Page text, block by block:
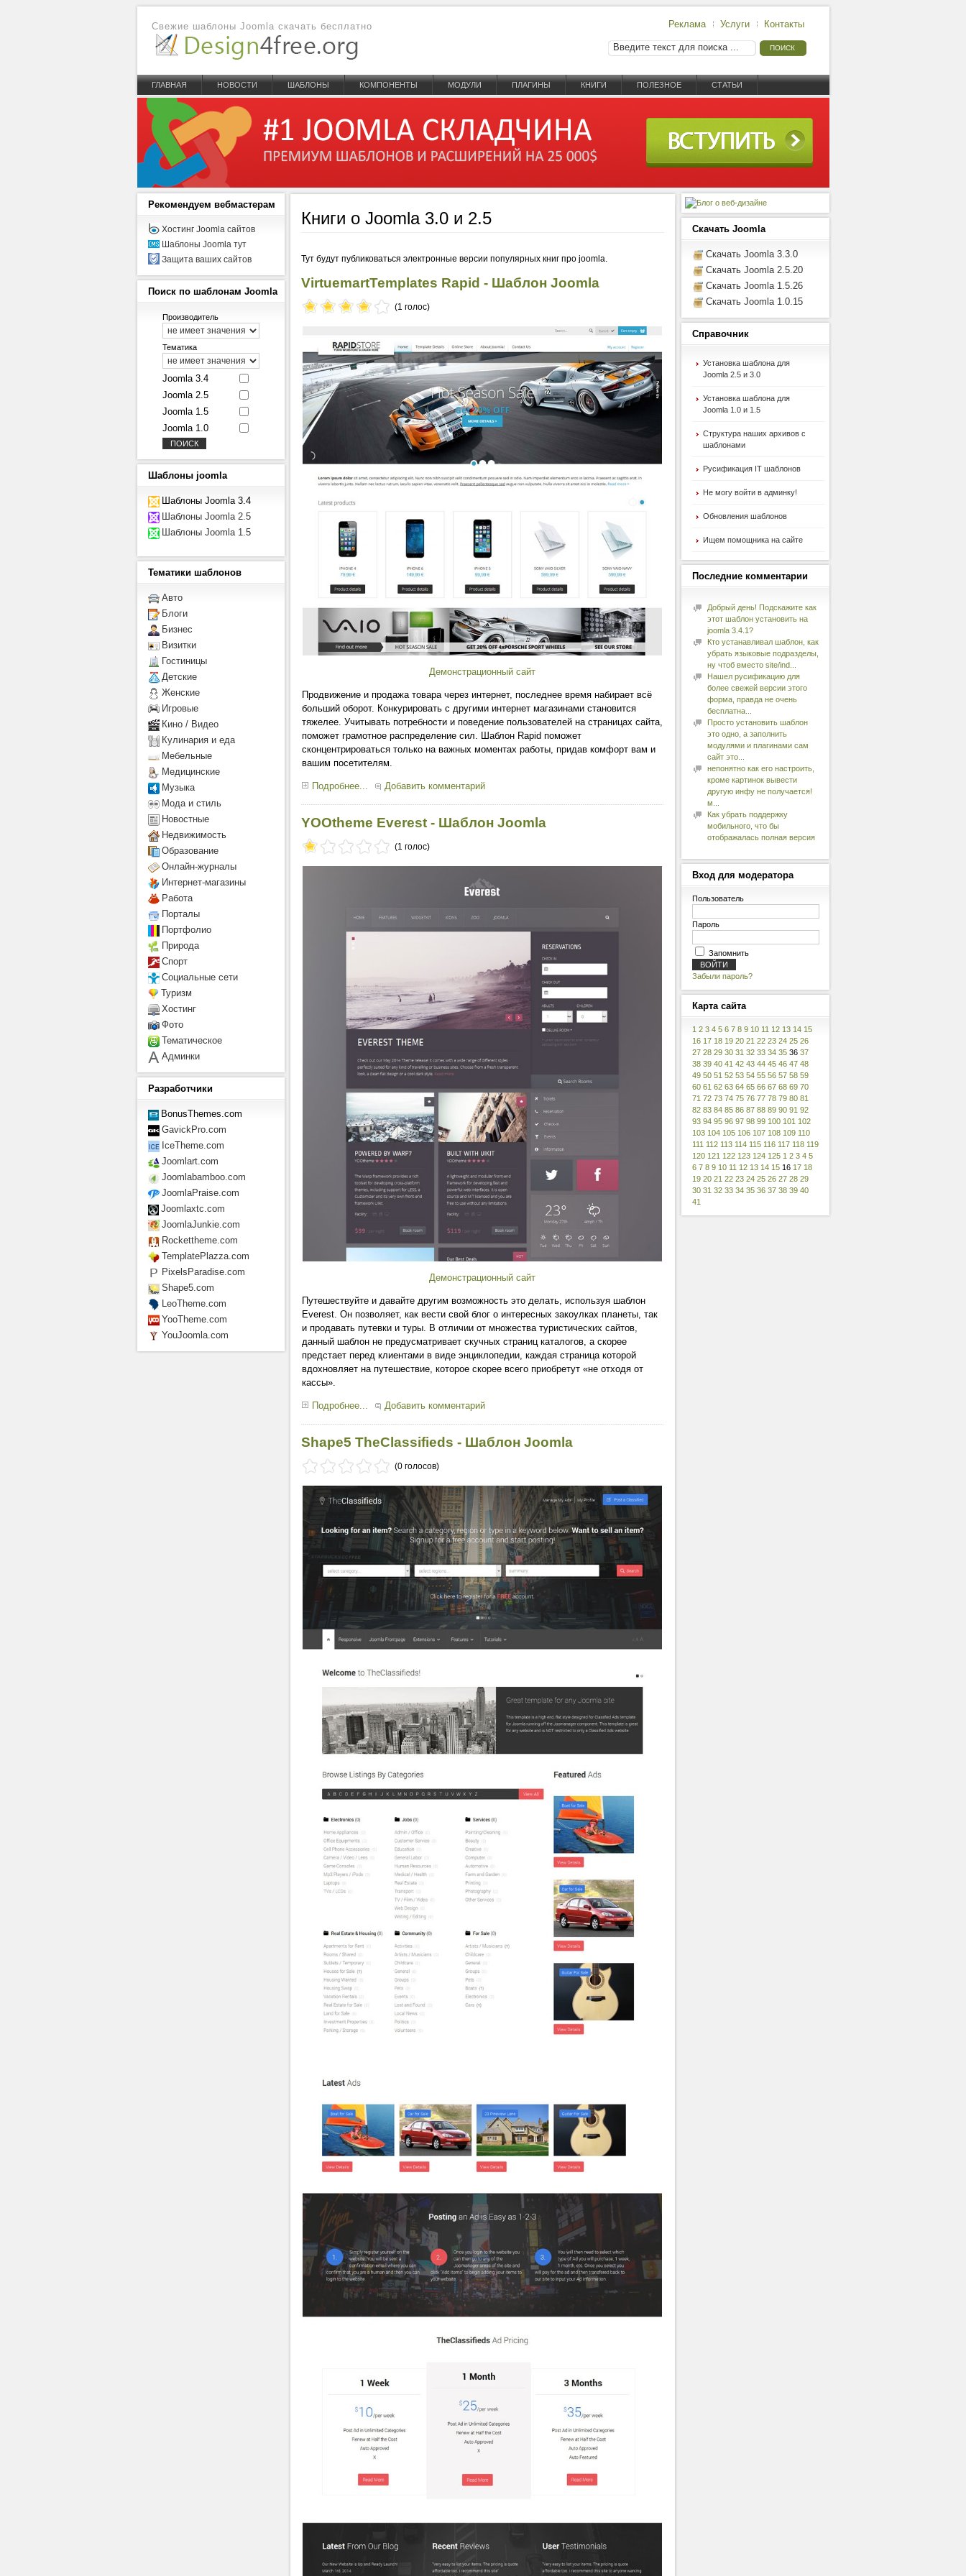
Свежие шаблоны Joomla скачать бесплатно Реклама Услуги Контакты
ГЛАВНАЯ НОВОСТИ ШАБЛОНЫ КОМПОНЕНТЫ МОДУЛИ ПЛАГИНЫ КНИГИ ПОЛЕЗНОЕ СТАТЬИ
Книги о Joomla 3.0 и 2.5
Тут будут публиковаться электронные версии популярных книг про joomla.
VirtuemartTemplates Rapid - Шаблон Joomla
(1 голос)
Демонстрационный сайт
Продвижение и продажа товара через интернет, последнее время набирает всё
больший оборот. Конкурировать с другими интернет магазинами становится
тяжелее. Учитывать потребности и поведение пользователей на страницах сайта,
поможет грамотное распределение сил. Шаблон Rapid поможет
сконцентрироваться только на важных моментах работы, придав комфорт вам и
вашим посетителям.
Подробнее... Добавить комментарий
YOOtheme Everest - Шаблон Joomla
(1 голос)
Демонстрационный сайт
Путешествуйте и давайте другим возможность это делать, используя шаблон
Everest. Он позволяет, как вести свой блог о интересных закоулках планеты, так
и продавать путевки и туры. В отличии от множества туристических сайтов,
данный шаблон не предусматривает скучных страниц каталогов, а скорее
предстает перед клиентами в виде энциклопедии, каждая страница которой
вдохновляет на путешествие, которое скорее всего приобретут «не отходя от
кассы».
Подробнее... Добавить комментарий
Shape5 TheClassifieds - Шаблон Joomla
(0 голосов)
Рекомендуем вебмастерам
Хостинг Joomla сайтов
Шаблоны Joomla тут
Защита ваших сайтов
Поиск по шаблонам Joomla
Производитель
Тематика
Joomla 3.4
Joomla 2.5
Joomla 1.5
Joomla 1.0
Шаблоны joomla
Шаблоны Joomla 3.4
Шаблоны Joomla 2.5
Шаблоны Joomla 1.5
Тематики шаблонов
Авто
Блоги
Бизнес
Визитки
Гостиницы
Детcкие
Женские
Игровые
Кино / Видео
Кулинария и еда
Мебельные
Медицинские
Музыка
Мода и стиль
Новостные
Недвижимость
Образование
Онлайн-журналы
Интернет-магазины
Работа
Порталы
Портфолио
Природа
Спорт
Социальные сети
Туризм
Хостинг
Фото
Тематическое
Админки
Разработчики
BonusThemes.com
GavickPro.com
IceTheme.com
Joomlart.com
Joomlabamboo.com
JoomlaPraise.com
Joomlaxtc.com
JoomlaJunkie.com
Rockettheme.com
TemplatePlazza.com
PixelsParadise.com
Shape5.com
LeoTheme.com
YooTheme.com
YouJoomla.com
Скачать Joomla
Скачать Joomla 3.3.0
Скачать Joomla 2.5.20
Скачать Joomla 1.5.26
Скачать Joomla 1.0.15
Справочник
Установка шаблона для
Joomla 2.5 и 3.0
Установка шаблона для
Joomla 1.0 и 1.5
Структура наших архивов с
шаблонами
Русификация IT шаблонов
Не могу войти в админку!
Обновления шаблонов
Ищем помощника на сайте
Последниекомментарии
Добрый день! Подскажите как
этот шаблон установить на
joomla 3.4.1?
Кто устанавливал шаблон, как
убрать языковые подразделы,
ну чтоб вместо site/ind...
Нашел русификацию для
более свежей версии этого
форма, правда не очень
бесплатна...
Просто установить шаблон
это одно, а заполнить
модулями и плагинами сам
сайт это...
непонятно как его настроить,
кроме картинок вывести
другую инфу не получается!
м...
Как убрать поддержку
мобильного, что бы
отображалась полная версия
Входдля модератора
Пользователь
Пароль
Запомнить
Забыли пароль?
Картасайта
1 2 3 4 5 6 7 8 9 10 11 12 13 14 15
16 17 18 19 20 21 22 23 24 25 26
27 28 29 30 31 32 33 34 35 36 37
38 39 40 41 42 43 44 45 46 47 48
49 50 51 52 53 54 55 56 57 58 59
60 61 62 63 64 65 66 67 68 69 70
71 72 73 74 75 76 77 78 79 80 81
82 83 84 85 86 87 88 89 90 91 92
93 94 95 96 97 98 99 100 101 102
103 104 105 106 107 108 109 110
111 112 113 114 115 116 117 118 119
120 121 122 123 124 125 1 2 3 4 5
6 7 8 9 10 11 12 13 14 15 16 17 18
19 20 21 22 23 24 25 26 27 28 29
30 31 32 33 34 35 36 37 38 39 40
41